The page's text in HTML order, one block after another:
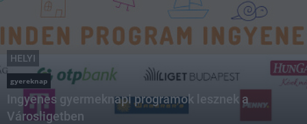
HELYI
gyereknap
Ingyenes gyermeknapi programok lesznek a
Városligetben